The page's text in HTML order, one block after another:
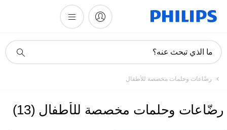
دعم
ما الذي تبحث عنه؟
رضّاعات وحلمات مخصصة للأطفال
رضّاعات وحلمات مخصصة للأطفال (
13
)